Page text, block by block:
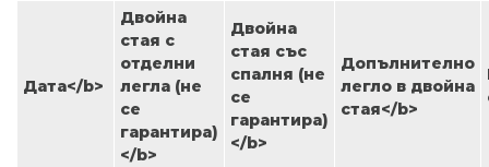
Дата<∕b>
Двойна
стая с
отделни
легла (не
се
гарантира)
<∕b>
Двойна
стая със
спалня (не
се
гарантира)
<∕b>
Допълнително
легло в двойна
стая<∕b>